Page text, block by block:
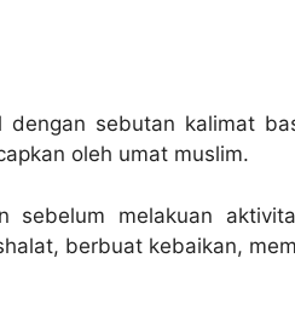
sebutan kalimat
oleh umat muslim.
sebelum melakuan
berbuat kebaikan,